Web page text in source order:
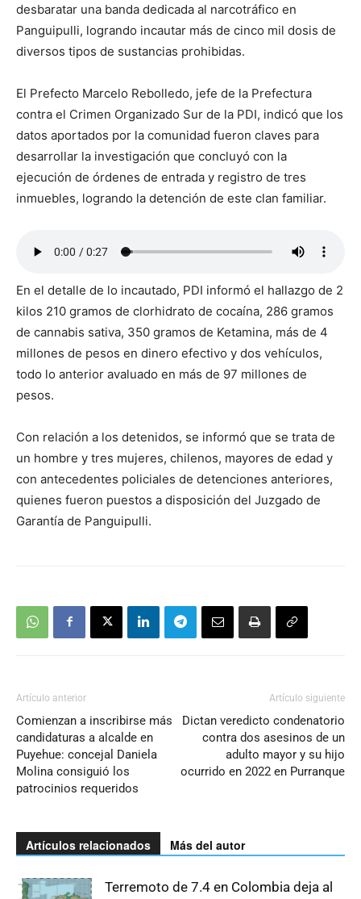
desbaratar una banda dedicada al narcotráfico en
Panguipulli, logrando incautar más de cinco mil dosis de
diversos tipos de sustancias prohibidas.
El Prefecto Marcelo Rebolledo, jefe de la Prefectura
contra el Crimen Organizado Sur de la PDI, indicó que los
datos aportados por la comunidad fueron claves para
desarrollar la investigación que concluyó con la
ejecución de órdenes de entrada y registro de tres
inmuebles, logrando la detención de este clan familiar.
En el detalle de lo incautado, PDI informó el hallazgo de 2
kilos 210 gramos de clorhidrato de cocaína, 286 gramos
de cannabis sativa, 350 gramos de Ketamina, más de 4
millones de pesos en dinero efectivo y dos vehículos,
todo lo anterior avaluado en más de 97 millones de
pesos.
Con relación a los detenidos, se informó que se trata de
un hombre y tres mujeres, chilenos, mayores de edad y
con antecedentes policiales de detenciones anteriores,
quienes fueron puestos a disposición del Juzgado de
Garantía de Panguipulli.
Artículo anterior
Comienzan a inscribirse más
candidaturas a alcalde en
Puyehue: concejal Daniela
Molina consiguió los
patrocinios requeridos
Artículo siguiente
Dictan veredicto condenatorio
contra dos asesinos de un
adulto mayor y su hijo
ocurrido en 2022 en Purranque
Artículos relacionados Más del autor
Terremoto de 7.4 en Colombia deja al